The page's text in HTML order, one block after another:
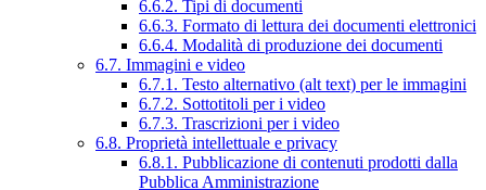
6.6.2. Tipi di documenti
6.6.3. Formato di lettura dei documenti elettronici
6.6.4. Modalità di produzione dei documenti
6.7. Immagini e video
6.7.1. Testo alternativo (alt text) per le immagini
6.7.2. Sottotitoli per i video
6.7.3. Trascrizioni per i video
6.8. Proprietà intellettuale e privacy
6.8.1. Pubblicazione di contenuti prodotti dalla
Pubblica Amministrazione